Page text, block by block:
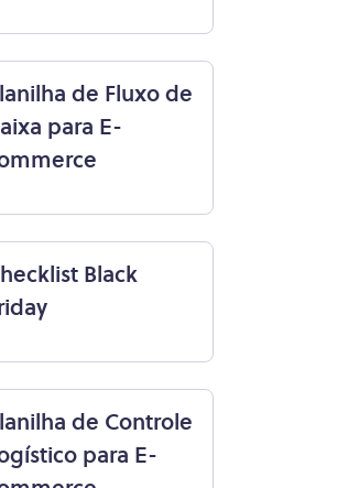
de Fluxo de
para E-
Black
de Controle
para E-